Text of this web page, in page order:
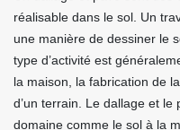
réalisable dans le sol. Un
une manière de dessiner le
type d’activité est
la maison, la fabrication de
d’un terrain. Le dallage et
domaine comme le sol à la